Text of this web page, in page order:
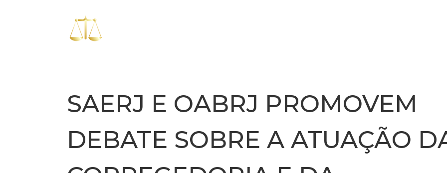
SAERJ E OABRJ PROMOVEM
DEBATE SOBRE A ATUAÇÃO